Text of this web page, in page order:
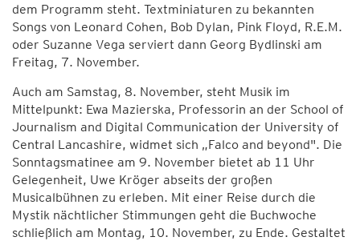
dem Programm steht. Textminiaturen zu bekannten
Songs von Leonard Cohen, Bob Dylan, Pink Floyd, R.E.M.
oder Suzanne Vega serviert dann Georg Bydlinski am
Freitag, 7. November.
Auch am Samstag, 8. November, steht Musik im
Mittelpunkt: Ewa Mazierska, Professorin an der School of
Journalism and Digital Communication der University of
Central Lancashire, widmet sich „Falco and beyond". Die
Sonntagsmatinee am 9. November bietet ab 11 Uhr
Gelegenheit, Uwe Kröger abseits der großen
Musicalbühnen zu erleben. Mit einer Reise durch die
Mystik nächtlicher Stimmungen geht die Buchwoche
schließlich am Montag, 10. November, zu Ende. Gestaltet